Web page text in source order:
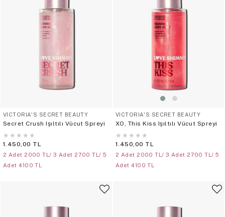
VICTORIA'S SECRET BEAUTY
Secret Crush Işıltılı Vücut Spreyi
★ ★ ★ ★ ★
1.450,00 TL
2 Adet 2000 TL/ 3 Adet 2700 TL/ 5
Adet 4100 TL
VICTORIA'S SECRET BEAUTY
XO, This Kiss Işıltılı Vücut Spreyi
★ ★ ★ ★ ★
1.450,00 TL
2 Adet 2000 TL/ 3 Adet 2700 TL/ 5
Adet 4100 TL